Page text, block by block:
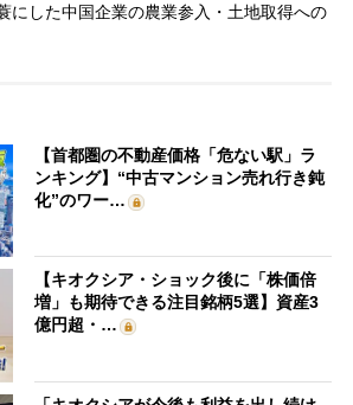
した中国企業の農業参入・土地取得への
【首都圏の不動産価格「危ない駅」ラ
ンキング】“中古マンション売れ行き鈍
化”のワー…
【キオクシア・ショック後に「株価倍
増」も期待できる注目銘柄5選】資産3
億円超・…